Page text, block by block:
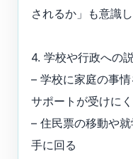
されるか」も意識
4. 学校や行政への
– 学校に家庭の事情
サポートが受けに
– 住民票の移動や
手に回る